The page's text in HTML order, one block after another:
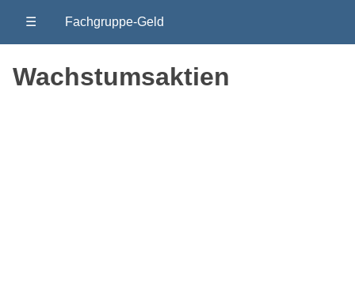
☰ Fachgruppe-Geld
Wachstumsaktien